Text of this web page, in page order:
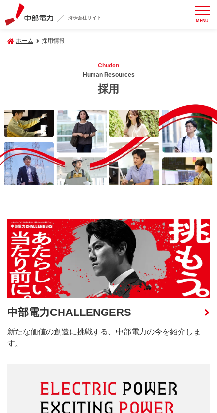
持株会社サイト MENU
ホーム 採用情報
Chuden
Human Resources
採用
中部電力CHALLENGERS
新たな価値の創造に挑戦する、中部電力の今を紹介しま
す。